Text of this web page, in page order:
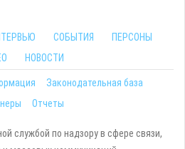
СОБЫТИЯ
ПЕРСОНЫ
НОВОСТИ
Законодательная база
Отчеты
службой по надзору в сфере связи,